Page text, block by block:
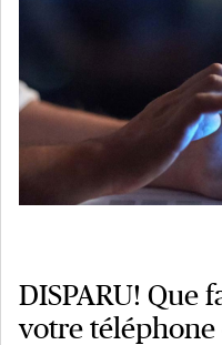
DISPARU! Que
votre